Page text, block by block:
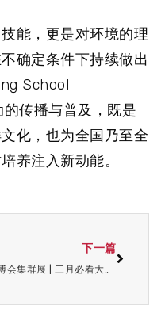
能，更是对环境的理
确定条件下持续做出
School
传播与普及，既是
化，也为全国乃至全
养注入新动能。
下一篇
旅博会集群展 | 三月必看大展！食材+酒店餐饮全链方案一次配齐